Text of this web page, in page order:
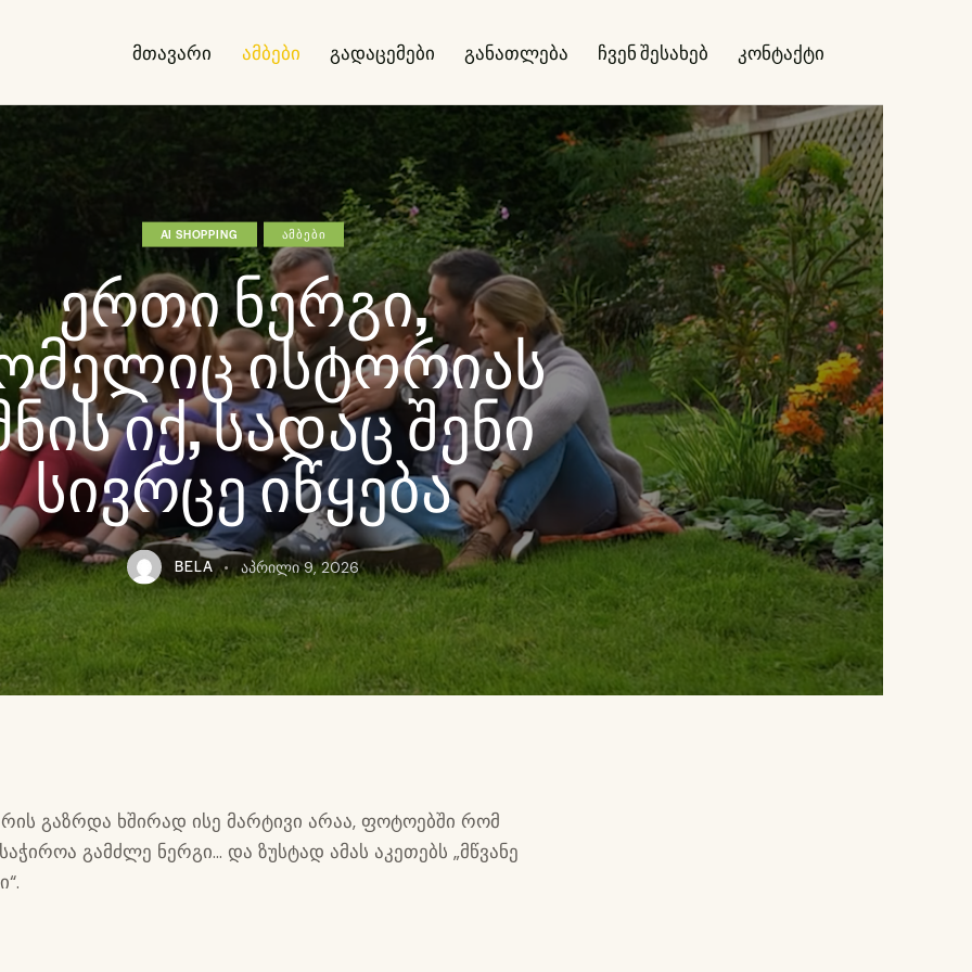
მთავარი ამბები გადაცემები განათლება ჩვენ შესახებ კონტაქტი
AI SHOPPING ᲐᲛᲑᲔᲑᲘ
ერთი ნერგი,
ისტორიას
იქ, სადაც შენი
სივრცე იწყება
BELA აპრილი 9, 2026
გაზრდა ხშირად ისე მარტივი არაა, ფოტოებში რომ
გამძლე ნერგი… და ზუსტად ამას აკეთებს „მწვანე